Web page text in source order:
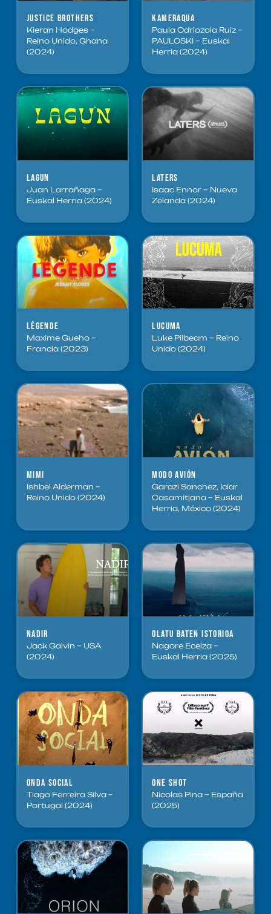
Justice Brothers
Kieran Hodges –
Reino Unido, Ghana
(2024)
Kameraqua
Paula Odriozola Ruiz –
PAULOSKI – Euskal
Herria (2024)
Lagun
Juan Larrañaga –
Euskal Herria (2024)
LATERS
Isaac Ennor – Nueva
Zelanda (2024)
Légende
Maxime Gueho –
Francia (2023)
Lucuma
Luke Pilbeam – Reino
Unido (2024)
Mimi
Ishbel Alderman –
Reino Unido (2024)
Modo Avión
Garazi Sanchez, Iciar
Casamitjana – Euskal
Herria, México (2024)
Nadir
Jack Galvin – USA
(2024)
Olatu baten istorioa
Nagore Eceiza –
Euskal Herria (2025)
Onda Social
Tiago Ferreira Silva –
Portugal (2024)
One Shot
Nicolas Pina – España
(2025)